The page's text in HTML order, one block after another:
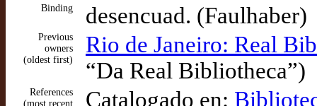
Binding desencuad. (Faulhaber)
Previous
owners
(oldest first)
Rio de Janeiro: Real
“Da Real Bibliotheca”)
References
(most recent
Catalogado en: